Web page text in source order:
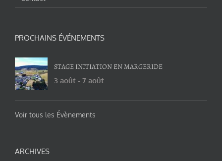
PROCHAINS ÉVÉNEMENTS
STAGE INITIATION EN MARGERIDE
3 août - 7 août
Voir tous les Évènements
ARCHIVES